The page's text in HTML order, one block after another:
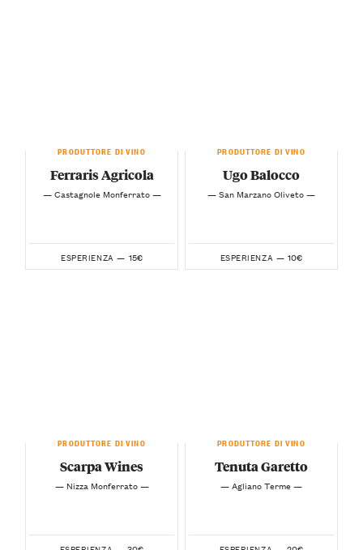
PRODUTTORE DI VINO
Ferraris Agricola
— Castagnole Monferrato —
ESPERIENZA — 15€
PRODUTTORE DI VINO
Ugo Balocco
— San Marzano Oliveto —
ESPERIENZA — 10€
PRODUTTORE DI VINO
Scarpa Wines
— Nizza Monferrato —
PRODUTTORE DI VINO
Tenuta Garetto
— Agliano Terme —